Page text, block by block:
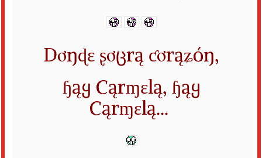
Dơŋɖɛ ʂơცrą ƈơrąʑóŋ,
ɧąყ Cąrɱɛlą, ɧąყ
Cąrɱɛlą...